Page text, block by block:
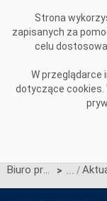
Strona
zapisanych za
celu
W
dotyczące cookies.
Biuro prasowe >